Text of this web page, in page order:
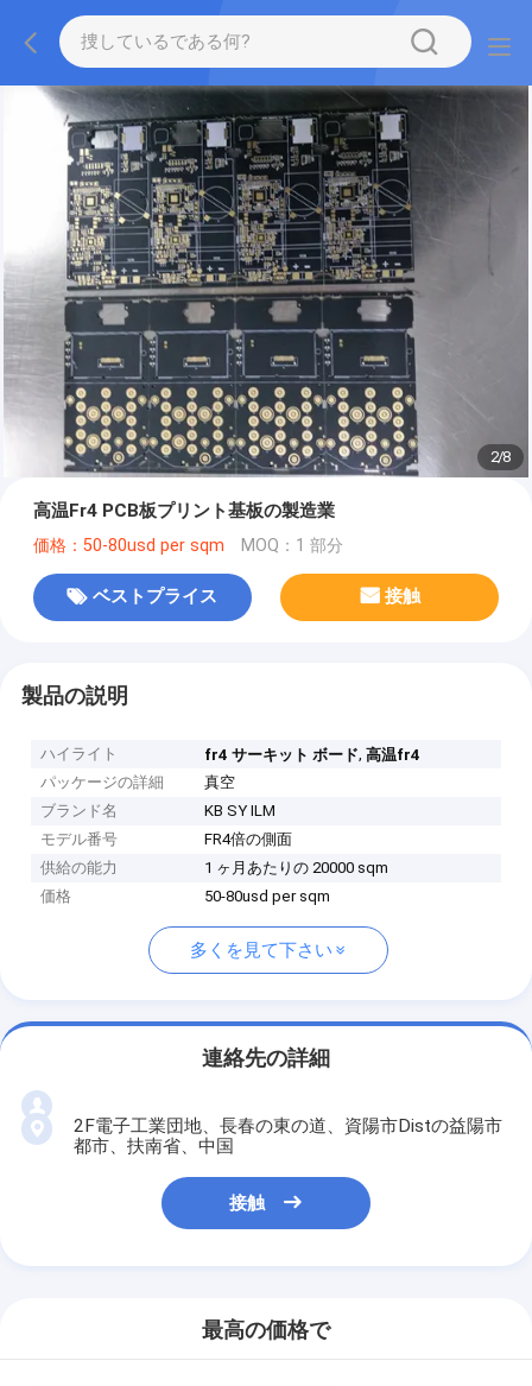
2/8
高温Fr4 PCB板プリント基板の製造業
価格：50-80usd per sqm MOQ：1 部分
ベストプライス 接触
製品の説明
ハイライト fr4 サーキット ボード,高温fr4
パッケージの詳細
真空
ブランド名
KB SY ILM
モデル番号
FR4倍の側面
供給の能力
1 ヶ月あたりの 20000 sqm
価格
50-80usd per sqm
多くを見て下さい
連絡先の詳細
2F電子工業団地、長春の東の道、資陽市Distの益陽市
都市、扶南省、中国
接触
最高の価格で